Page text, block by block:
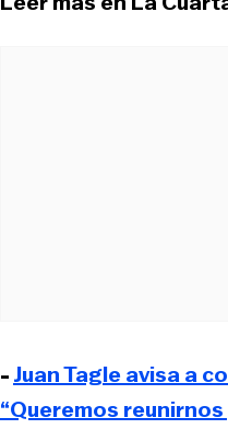
-Juan Tagle avisa a
“Queremos